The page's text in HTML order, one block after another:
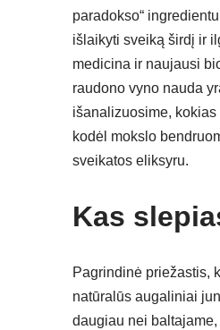
paradokso“
išlaikyti sveiką širdį ir
medicina ir naujausi
raudono vyno nauda
išanalizuosime,
kodėl mokslo
sveikatos eliksyru.
Kas
Pagrindinė priežastis,
natūralūs augaliniai
daugiau nei